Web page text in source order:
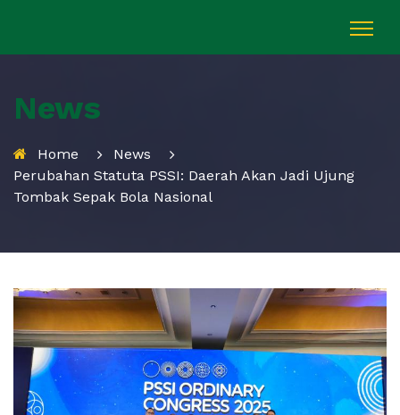
News
Home
News
Perubahan Statuta PSSI: Daerah Akan Jadi Ujung
Tombak Sepak Bola Nasional